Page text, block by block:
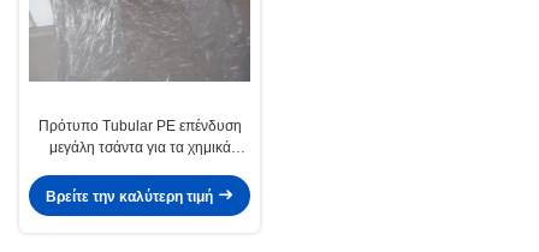
Πρότυπο Tubular PE επένδυση
μεγάλη τσάντα για τα χημικά
Βρείτε την καλύτερη τιμή